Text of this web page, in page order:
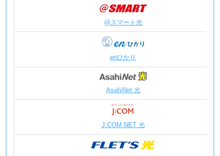
@スマート光
enひかり
AsahiNet 光
J:COM NET 光